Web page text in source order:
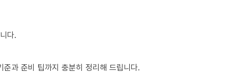
다.
과 준비 팁까지 충분히 정리해 드립니다.